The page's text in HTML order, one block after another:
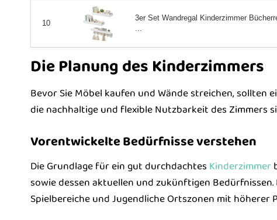
10
3er Set Wandregal Kinderzimmer
...
Die Planung des Kinderzimmers
Bevor Sie Möbel kaufen und Wände streichen,
die nachhaltige und flexible Nutzbarkeit des Zimmers
Vorentwickelte Bedürfnisse verstehen
Die Grundlage für ein gut durchdachtes Kinderzimmer
sowie dessen aktuellen und zukünftigen
Spielbereiche und Jugendliche Ortszonen mit höherer